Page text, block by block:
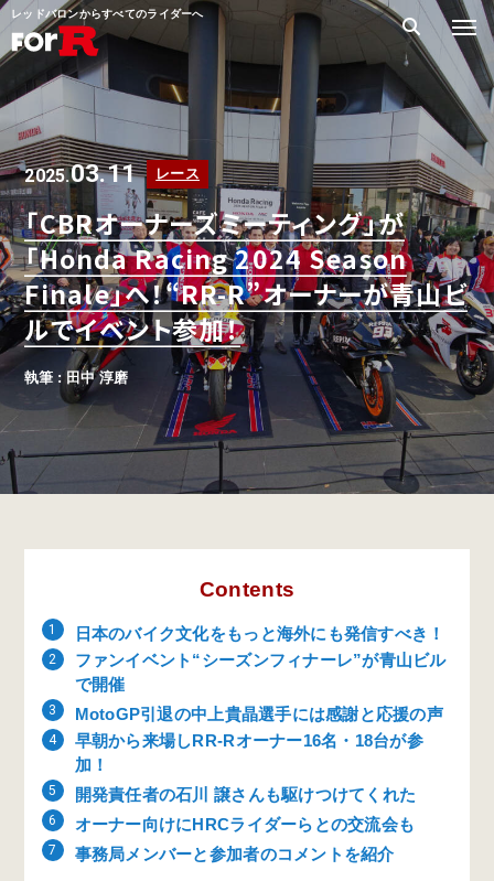
レッドバロンからすべてのライダーへ
2025.03.11 レース
「CBRオーナーズミーティング」が
「Honda Racing 2024 Season
Finale」へ！“RR-R”オーナーが青山ビ
ルでイベント参加！
執筆 : 田中 淳磨
Contents
日本のバイク文化をもっと海外にも発信すべき！
ファンイベント“シーズンフィナーレ”が青山ビル
で開催
MotoGP引退の中上貴晶選手には感謝と応援の声
早朝から来場しRR-Rオーナー16名・18台が参
加！
開発責任者の石川 譲さんも駆けつけてくれた
オーナー向けにHRCライダーらとの交流会も
事務局メンバーと参加者のコメントを紹介